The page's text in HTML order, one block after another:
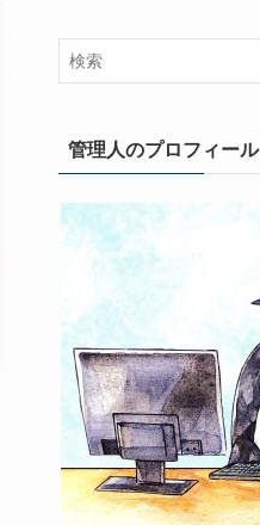
管理人のプロフィール